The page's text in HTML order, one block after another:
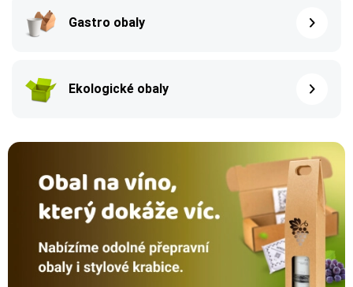
Gastro obaly
Ekologické obaly